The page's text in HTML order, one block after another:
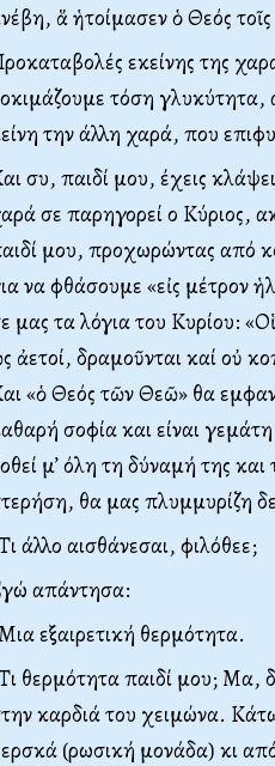
ἅ ἡτοίμασεν ὁ Θεός
εκείνης της
τόση γλυκύτητα,
την άλλη χαρά, που
συ, παιδί μου, έχεις
σε παρηγορεί ο Κύριος,
μου, προχωρώντας από
να φθάσουμε «εἰς μέτρον
μας τα λόγια του Κυρίου:
ἀετοί, δραμοῦνται καί οὐ
«ὁ Θεός τῶν Θεῶ» θα
σοφία και είναι
μ’ όλη τη δύναμή της
θα μας πλυμμυρίζη
άλλο αισθάνεσαι, φιλόθεε;
απάντησα:
εξαιρετική θερμότητα.
θερμότητα παιδί μου; Μα,
καρδιά του χειμώνα.
(ρωσική μονάδα) κι